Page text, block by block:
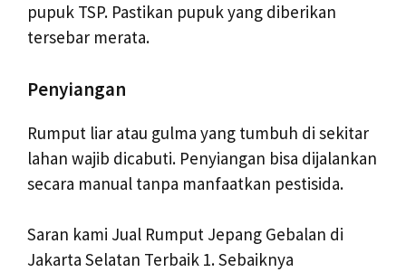
pupuk TSP. Pastikan pupuk yang diberikan
tersebar merata.
Penyiangan
Rumput liar atau gulma yang tumbuh di sekitar
lahan wajib dicabuti. Penyiangan bisa dijalankan
secara manual tanpa manfaatkan pestisida.
Saran kami Jual Rumput Jepang Gebalan di
Jakarta Selatan Terbaik 1. Sebaiknya